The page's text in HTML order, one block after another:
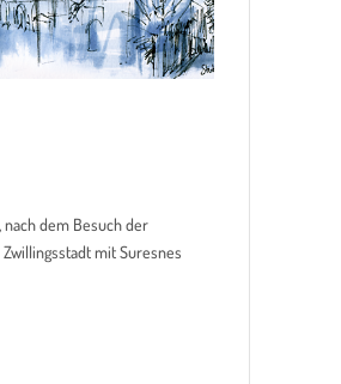
nach dem Besuch der
mit Suresnes